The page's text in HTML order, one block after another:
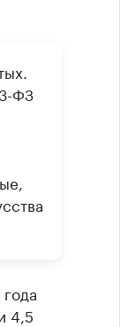
ФЗ
4,5